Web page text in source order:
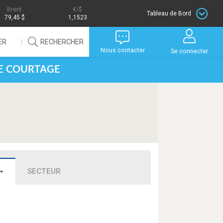
Brent
79,45 $
/$
1,1523
Tableau de Bord
RECHERCHER
Nous contacter Se connecter
COURTAGE
SECTEUR